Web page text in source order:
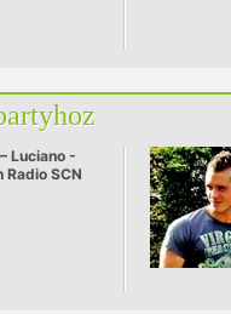
Luciano -
Radio SCN